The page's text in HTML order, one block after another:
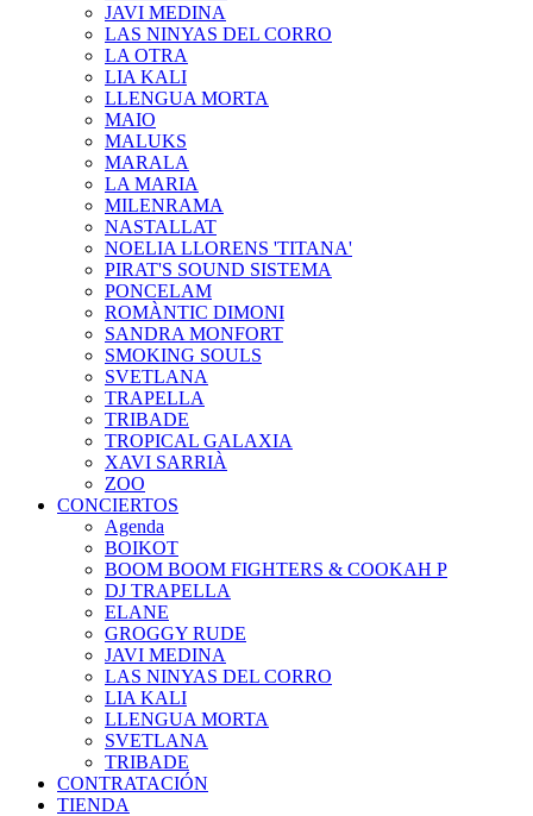
JAVI MEDINA
LAS NINYAS DEL CORRO
LA OTRA
LIA KALI
LLENGUA MORTA
MAIO
MALUKS
MARALA
LA MARIA
MILENRAMA
NASTALLAT
NOELIA LLORENS 'TITANA'
PIRAT'S SOUND SISTEMA
PONCELAM
ROMÀNTIC DIMONI
SANDRA MONFORT
SMOKING SOULS
SVETLANA
TRAPELLA
TRIBADE
TROPICAL GALAXIA
XAVI SARRIÀ
ZOO
CONCIERTOS
Agenda
BOIKOT
BOOM BOOM FIGHTERS & COOKAH P
DJ TRAPELLA
ELANE
GROGGY RUDE
JAVI MEDINA
LAS NINYAS DEL CORRO
LIA KALI
LLENGUA MORTA
SVETLANA
TRIBADE
CONTRATACIÓN
TIENDA